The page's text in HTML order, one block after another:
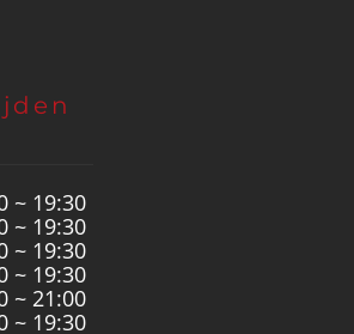
~ 19:30
~ 19:30
~ 19:30
~ 19:30
~ 21:00
~ 19:30